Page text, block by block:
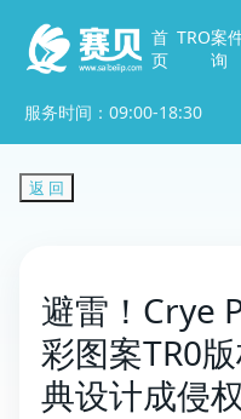
首
页
TRO案
询
服务时间：09:00-18:30
返 回
避雷！Crye
彩图案TR0
典设计成侵